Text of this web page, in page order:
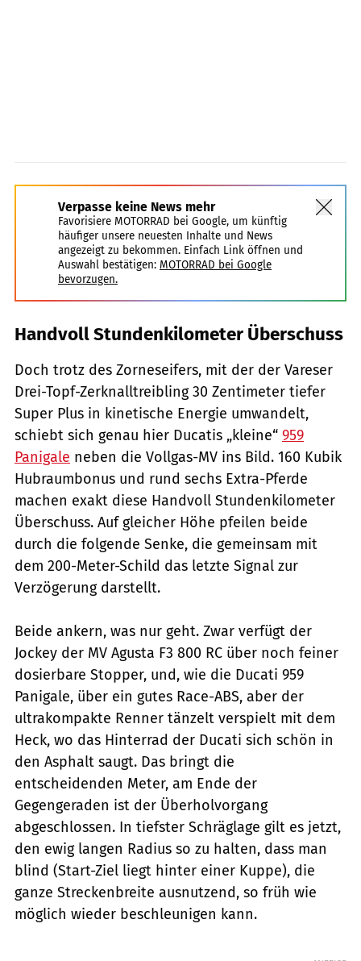
Verpasse keine News mehr
Favorisiere MOTORRAD bei Google, um künftig
häufiger unsere neuesten Inhalte und News
angezeigt zu bekommen. Einfach Link öffnen und
Auswahl bestätigen: MOTORRAD bei Google
bevorzugen.
Handvoll Stundenkilometer Überschuss
Doch trotz des Zorneseifers, mit der der Vareser
Drei-Topf-Zerknalltreibling 30 Zentimeter tiefer
Super Plus in kinetische Energie umwandelt,
schiebt sich genau hier Ducatis „kleine“ 959
Panigale neben die Vollgas-MV ins Bild. 160 Kubik
Hubraumbonus und rund sechs Extra-Pferde
machen exakt diese Handvoll Stundenkilometer
Überschuss. Auf gleicher Höhe pfeilen beide
durch die folgende Senke, die gemeinsam mit
dem 200-Meter-Schild das letzte Signal zur
Verzögerung darstellt.
Beide ankern, was nur geht. Zwar verfügt der
Jockey der MV Agusta F3 800 RC über noch feiner
dosierbare Stopper, und, wie die Ducati 959
Panigale, über ein gutes Race-ABS, aber der
ultrakompakte Renner tänzelt verspielt mit dem
Heck, wo das Hinterrad der Ducati sich schön in
den Asphalt saugt. Das bringt die
entscheidenden Meter, am Ende der
Gegengeraden ist der Überholvorgang
abgeschlossen. In tiefster Schräglage gilt es jetzt,
den ewig langen Radius so zu halten, dass man
blind (Start-Ziel liegt hinter einer Kuppe), die
ganze Streckenbreite ausnutzend, so früh wie
möglich wieder beschleunigen kann.